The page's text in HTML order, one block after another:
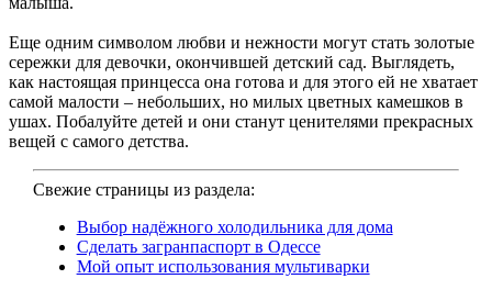
Еще одним символом любви и нежности могут стать золотые
сережки для девочки, окончившей детский сад. Выглядеть,
как настоящая принцесса она готова и для этого ей не хватает
самой малости – небольших, но милых цветных камешков в
ушах. Побалуйте детей и они станут ценителями прекрасных
вещей с самого детства.
Свежие страницы из раздела:
Выбор надёжного холодильника для дома
Сделать загранпаспорт в Одессе
Мой опыт использования мультиварки